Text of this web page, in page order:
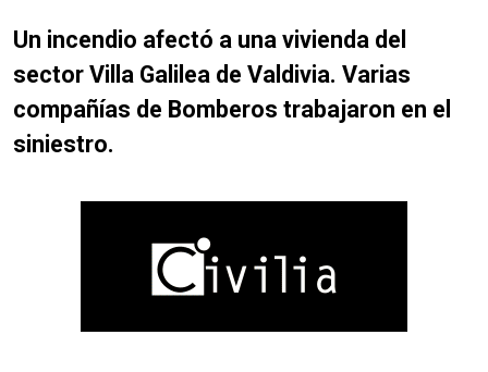
Un incendio afectó a una vivienda del
sector Villa Galilea de Valdivia. Varias
compañías de Bomberos trabajaron en el
siniestro.